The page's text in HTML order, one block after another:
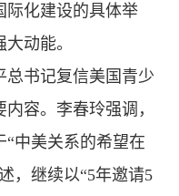
际化建设的具体举
动能。
总书记复信美国青少
容。李春玲强调，
中美关系的希望在
，继续以“5年邀请5